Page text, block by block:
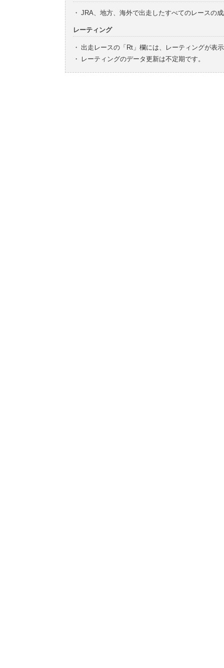
・ JRA、地方、海外で出走したすべてのレースの
レーティング
・ 出走レースの「Rt」欄には、レーティングが表
・
レーティングのデータ更新は不定期です。